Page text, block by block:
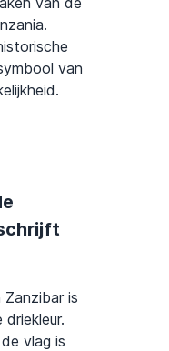
van
is
vlag is